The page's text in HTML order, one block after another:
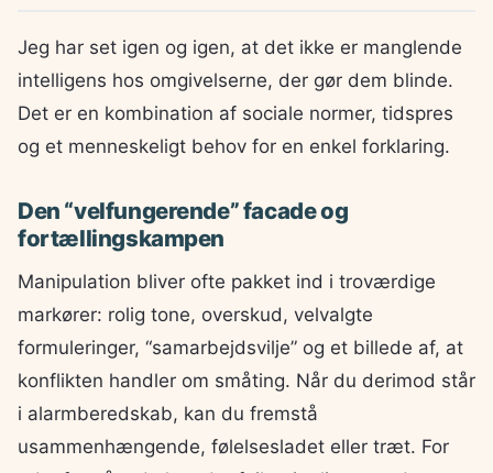
Jeg har set igen og igen, at det ikke er manglende
intelligens hos omgivelserne, der gør dem blinde.
Det er en kombination af sociale normer, tidspres
og et menneskeligt behov for en enkel forklaring.
Den “velfungerende” facade og
fortællingskampen
Manipulation bliver ofte pakket ind i troværdige
markører: rolig tone, overskud, velvalgte
formuleringer, “samarbejdsvilje” og et billede af, at
konflikten handler om småting. Når du derimod står
i alarmberedskab, kan du fremstå
usammenhængende, følelsesladet eller træt. For